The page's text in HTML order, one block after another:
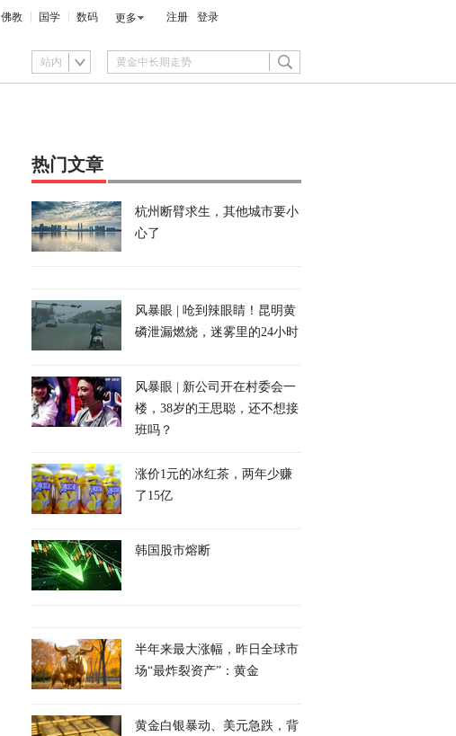
佛教 国学 数码 更多 注册 登录
站内
热门文章
杭州断臂求生，其他城市要小
心了
风暴眼 | 呛到辣眼睛！昆明黄
磷泄漏燃烧，迷雾里的24小时
风暴眼 | 新公司开在村委会一
楼，38岁的王思聪，还不想接
班吗？
涨价1元的冰红茶，两年少赚
了15亿
韩国股市熔断
半年来最大涨幅，昨日全球市
场“最炸裂资产”：黄金
黄金白银暴动、美元急跌，背